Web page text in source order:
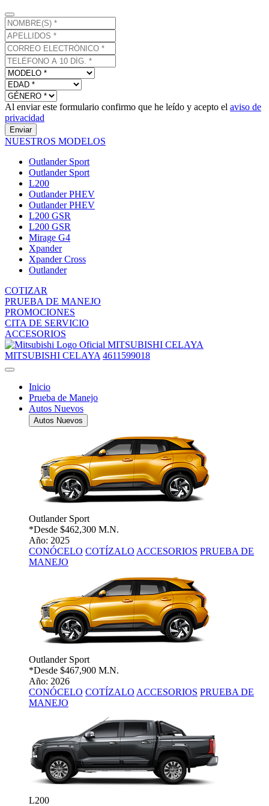
Al enviar este formulario confirmo que he leído y acepto el aviso de
privacidad
Enviar
NUESTROS MODELOS
Outlander Sport
Outlander Sport
L200
Outlander PHEV
Outlander PHEV
L200 GSR
L200 GSR
Mirage G4
Xpander
Xpander Cross
Outlander
COTIZAR
PRUEBA DE MANEJO
PROMOCIONES
CITA DE SERVICIO
ACCESORIOS
MITSUBISHI CELAYA
MITSUBISHI CELAYA 4611599018
Inicio
Prueba de Manejo
Autos Nuevos
Autos Nuevos
Outlander Sport
*Desde $462,300 M.N.
Año: 2025
CONÓCELO COTÍZALO ACCESORIOS PRUEBA DE
MANEJO
Outlander Sport
*Desde $467,900 M.N.
Año: 2026
CONÓCELO COTÍZALO ACCESORIOS PRUEBA DE
MANEJO
L200